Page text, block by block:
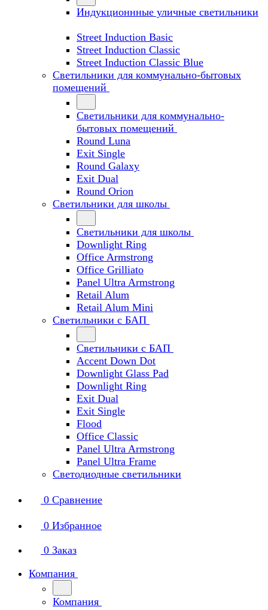
Индукционнные уличные светильники
Street Induction Basic
Street Induction Classic
Street Induction Classic Blue
Светильники для коммунально-бытовых
помещений
Светильники для коммунально-
бытовых помещений
Round Luna
Exit Single
Round Galaxy
Exit Dual
Round Orion
Светильники для школы
Светильники для школы
Downlight Ring
Office Armstrong
Office Grilliato
Panel Ultra Armstrong
Retail Alum
Retail Alum Mini
Светильники с БАП
Светильники с БАП
Accent Down Dot
Downlight Glass Pad
Downlight Ring
Exit Dual
Exit Single
Flood
Office Classic
Panel Ultra Armstrong
Panel Ultra Frame
Светодиодные светильники
0 Сравнение
0 Избранное
0 Заказ
Компания
Компания